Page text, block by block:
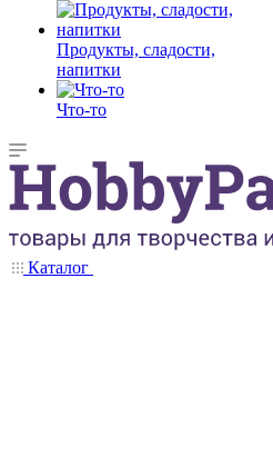
Продукты, сладости,
напитки
Что-то
Каталог